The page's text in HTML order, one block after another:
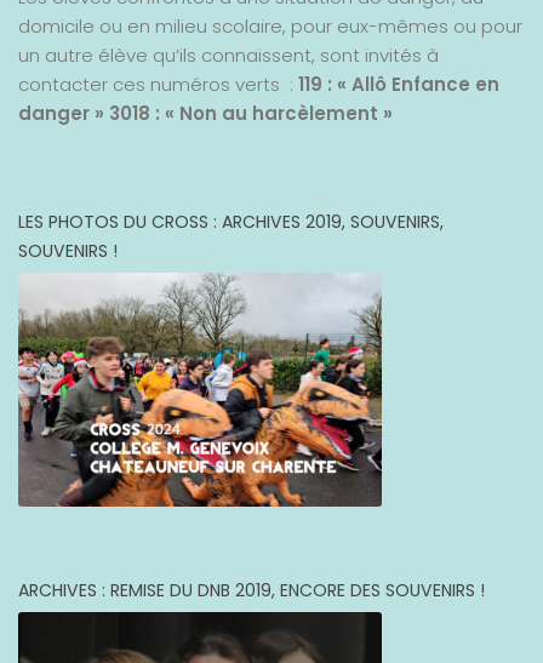
domicile ou en milieu scolaire, pour eux-mêmes ou pour
un autre élève qu’ils connaissent, sont invités à
contacter ces numéros verts : 119 : « Allô Enfance en
danger » 3018 : « Non au harcèlement »
LES PHOTOS DU CROSS : ARCHIVES 2019, SOUVENIRS,
SOUVENIRS !
ARCHIVES : REMISE DU DNB 2019, ENCORE DES SOUVENIRS !